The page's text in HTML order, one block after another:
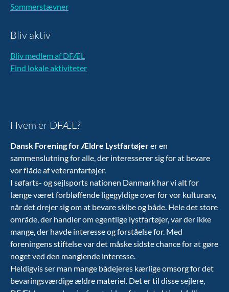
Sommerstævner
Bliv aktiv
Bliv medlem af DFÆL
Find lokale aktiviteter
Hvem er DFÆL?
Dansk Forening for Ældre Lystfartøjerer en
sammenslutning for alle, der interesserer sig for at bevare
vor flåde af veteranfartøjer.
I søfarts- og sejlsports nationen Danmark har vi alt for
længe været forbløffende ligegyldige over for vor kulturarv,
når det drejer sig om at bevare skibe og både. Hele det store
område, der handler om egentlige lystfartøjer, var der ikke
mange, der havde interesse og forståelse for. Med
foreningens stiftelse var det måske sidste chance for at gøre
noget ved den manglende interesse.
Heldigvis ser man mange bådejeres kærlige omsorg for det
bevaringsværdige ældre materiel. Det er til disse sejlere,